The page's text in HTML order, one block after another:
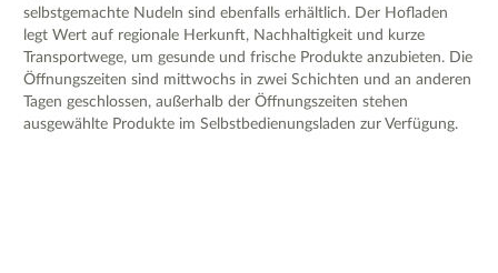
selbstgemachte Nudeln sind ebenfalls erhältlich. Der Hofladen
legt Wert auf regionale Herkunft, Nachhaltigkeit und kurze
Transportwege, um gesunde und frische Produkte anzubieten. Die
Öffnungszeiten sind mittwochs in zwei Schichten und an anderen
Tagen geschlossen, außerhalb der Öffnungszeiten stehen
ausgewählte Produkte im Selbstbedienungsladen zur Verfügung.